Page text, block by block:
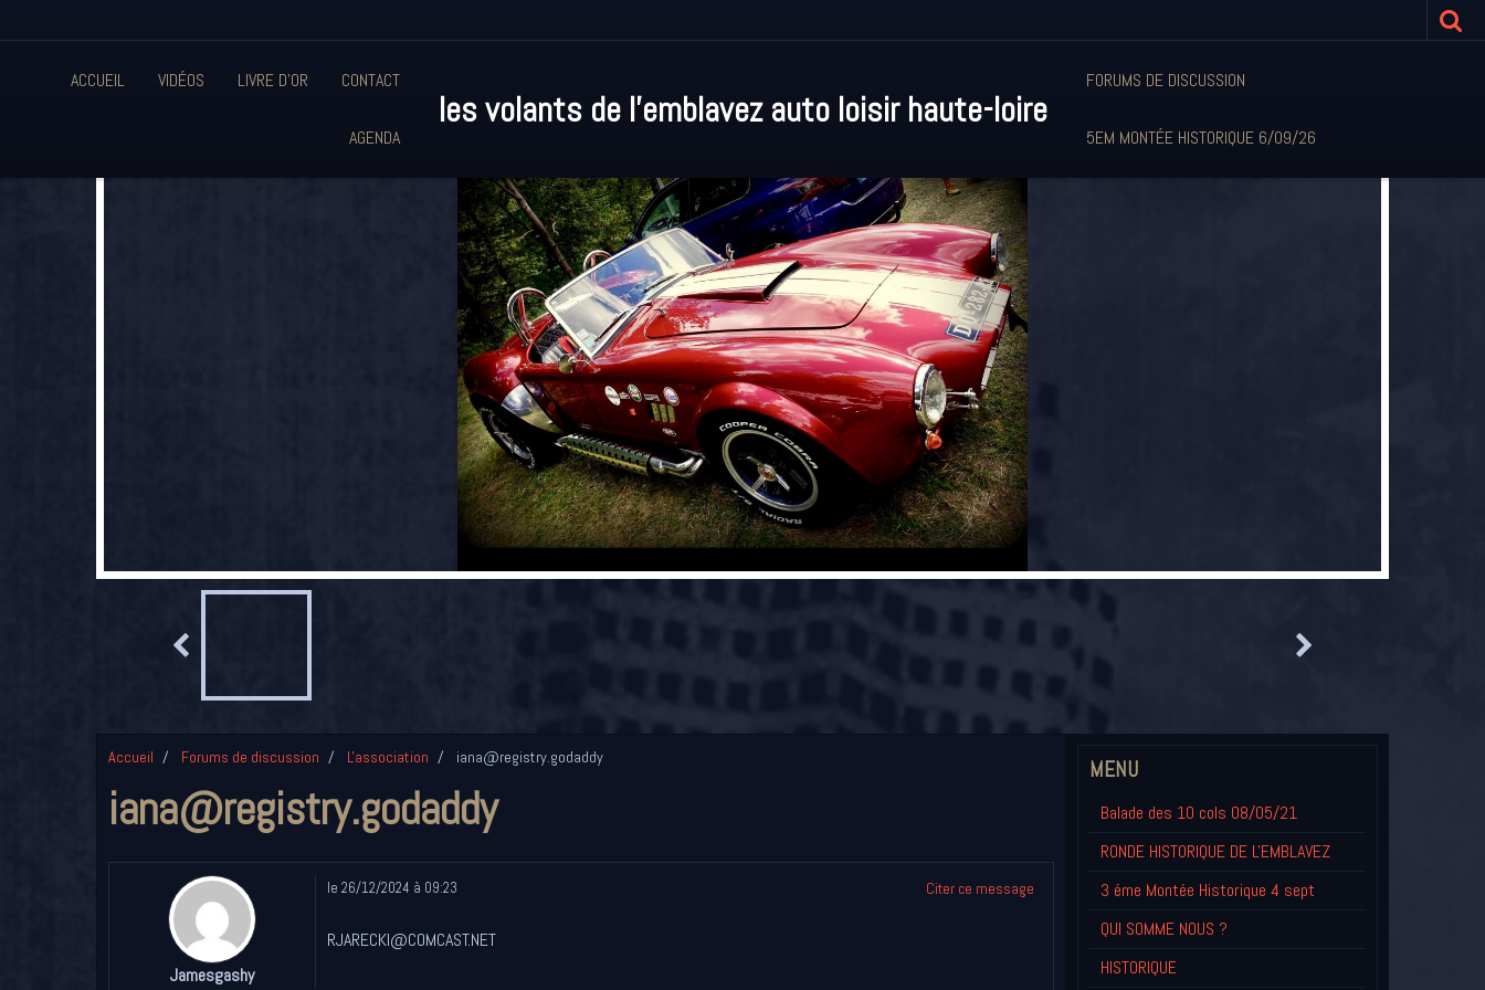
ACCUEIL VIDÉOS LIVRE D'OR CONTACT
AGENDA
les volants de l'emblavez auto loisir haute-loire
FORUMS DE DISCUSSION
5EM MONTÉE HISTORIQUE 6/09/26
Accueil Forums de discussion L'association iana@registry.godaddy
iana@registry.godaddy
Jamesgashy
le 26/12/2024 à 09:23 Citer ce message
RJARECKI@COMCAST.NET
MENU
Balade des 10 cols 08/05/21
RONDE HISTORIQUE DE L'EMBLAVEZ
3 éme Montée Historique 4 sept
QUI SOMME NOUS ?
HISTORIQUE